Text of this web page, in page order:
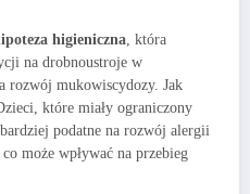
higieniczna , która
na drobnoustroje w
rozwój mukowiscydozy. Jak
które miały ograniczony
podatne na rozwój alergii
może wpływać na przebieg